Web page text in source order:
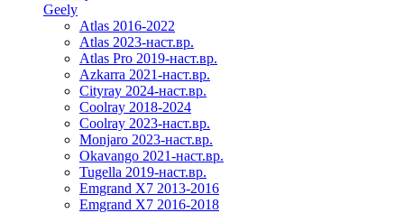
Geely
Atlas 2016-2022
Atlas 2023-наст.вр.
Atlas Pro 2019-наст.вр.
Azkarra 2021-наст.вр.
Cityray 2024-наст.вр.
Coolray 2018-2024
Coolray 2023-наст.вр.
Monjaro 2023-наст.вр.
Okavango 2021-наст.вр.
Tugella 2019-наст.вр.
Emgrand Х7 2013-2016
Emgrand X7 2016-2018